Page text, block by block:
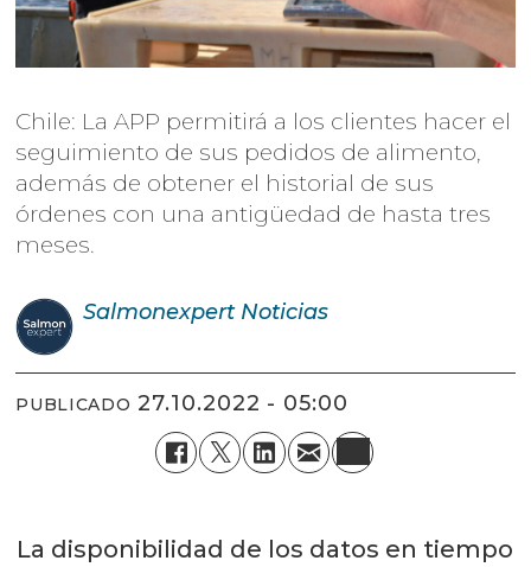
Chile: La APP permitirá a los clientes hacer el
seguimiento de sus pedidos de alimento,
además de obtener el historial de sus
órdenes con una antigüedad de hasta tres
meses.
Salmonexpert Noticias
PUBLICADO 27.10.2022 - 05:00
La disponibilidad de los datos en tiempo